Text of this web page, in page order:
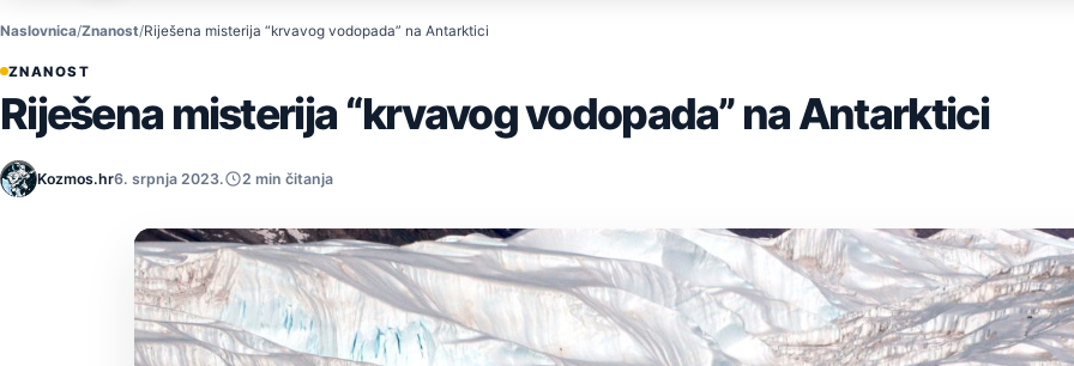
Naslovnica Znanost Riješena misterija “krvavog vodopada” na Antarktici
ZNANOST
Riješena misterija “krvavog vodopada” na Antarktici
Kozmos.hr6. srpnja 2023. 2 min čitanja